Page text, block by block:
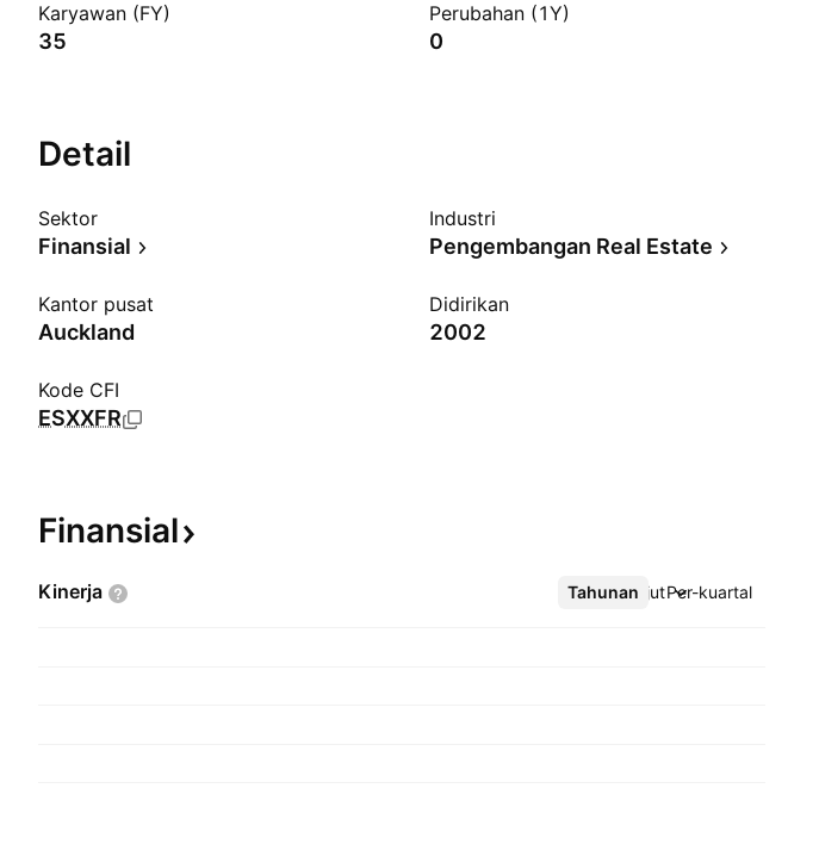
Karyawan (FY)
35
Perubahan (1Y)
0
Detail
Sektor
Finansial
Industri
Pengembangan Real Estate
Kantor pusat
Auckland
Didirikan
2002
Kode CFI
ESXXFR
Finansial
Kinerja Tahunan Per-kuartal
Lebih lanjut